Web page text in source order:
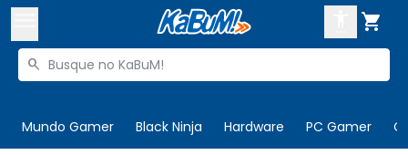

Buscar produtos

Mundo Gamer Black Ninja Hardware PC Gamer